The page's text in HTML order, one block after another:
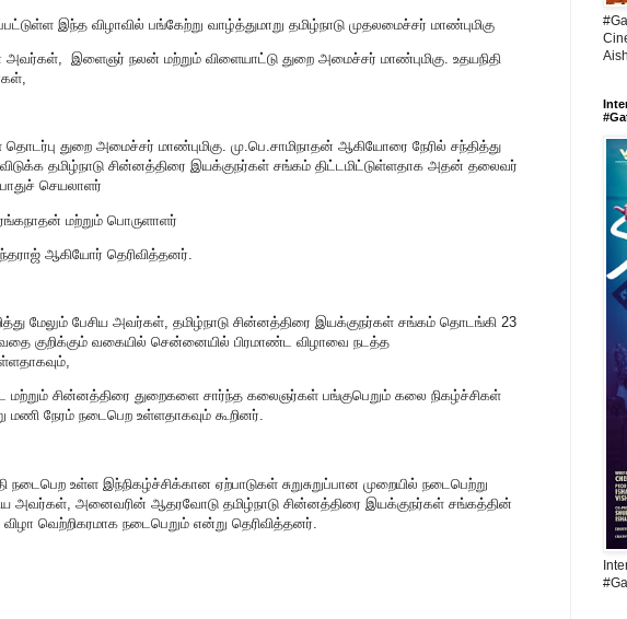
இந்த விழாவில் பங்கேற்று வாழ்த்துமாறு தமிழ்நாடு முதலமைச்சர் மாண்புமிகு
அவர்கள், இளைஞர் நலன் மற்றும் விளையாட்டு துறை அமைச்சர் மாண்புமிகு. உதயநிதி
துறை அமைச்சர் மாண்புமிகு. மு.பெ.சாமிநாதன் ஆகியோரை நேரில் சந்தித்து
தமிழ்நாடு சின்னத்திரை இயக்குநர்கள் சங்கம் திட்டமிட்டுள்ளதாக அதன் தலைவர்
செயலாளர்
மற்றும் பொருளாளர்
ஆகியோர் தெரிவித்தனர்.
மேலும் பேசிய அவர்கள், தமிழ்நாடு சின்னத்திரை இயக்குநர்கள் சங்கம் தொடங்கி 23
குறிக்கும் வகையில் சென்னையில் பிரமாண்ட விழாவை நடத்த
மற்றும் சின்னத்திரை துறைகளை சார்ந்த கலைஞர்கள் பங்குபெறும் கலை நிகழ்ச்சிகள்
மணி நேரம் நடைபெற உள்ளதாகவும் கூறினர்.
நடைபெற உள்ள இந்நிகழ்ச்சிக்கான ஏற்பாடுகள் சுறுசுறுப்பான முறையில் நடைபெற்று
அவர்கள், அனைவரின் ஆதரவோடு தமிழ்நாடு சின்னத்திரை இயக்குநர்கள் சங்கத்தின்
வெற்றிகரமாக நடைபெறும் என்று தெரிவித்தனர்.